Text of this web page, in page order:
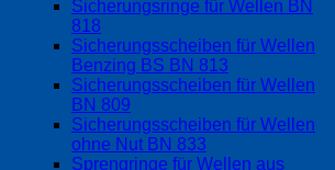
Sicherungsringe für Wellen BN
818
Sicherungsscheiben für Wellen
Benzing BS BN 813
Sicherungsscheiben für Wellen
BN 809
Sicherungsscheiben für Wellen
ohne Nut BN 833
Sprengringe für Wellen aus